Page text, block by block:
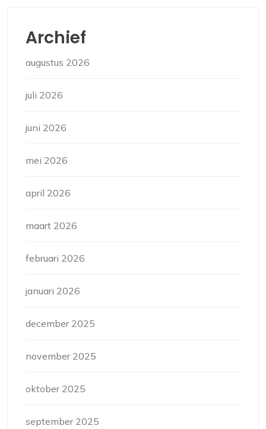
Archief
augustus 2026
juli 2026
juni 2026
mei 2026
april 2026
maart 2026
februari 2026
januari 2026
december 2025
november 2025
oktober 2025
september 2025